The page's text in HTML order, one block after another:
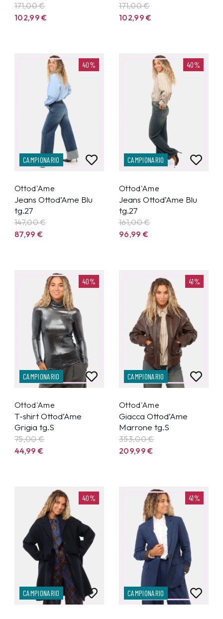
171,00 €
102,99€
171,00 €
102,99€
40%
CAMPIONARIO
Ottod'Ame
Jeans Ottod’Ame Blu
tg.27
147,00 €
87,99€
40%
CAMPIONARIO
Ottod'Ame
Jeans Ottod’Ame Blu
tg.27
161,00 €
96,99€
40%
CAMPIONARIO
Ottod'Ame
T-shirt Ottod’Ame
Grigia tg.S
75,00 €
44,99€
41%
CAMPIONARIO
Ottod'Ame
Giacca Ottod’Ame
Marrone tg.S
353,00 €
209,99€
40%
CAMPIONARIO
41%
CAMPIONARIO